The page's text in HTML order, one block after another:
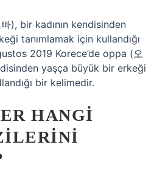
), bir kadının kendisinden
tanımlamak için kullandığı
2019 Korece’de oppa (오
yaşça büyük bir erkeği
bir kelimedir.
HANGI